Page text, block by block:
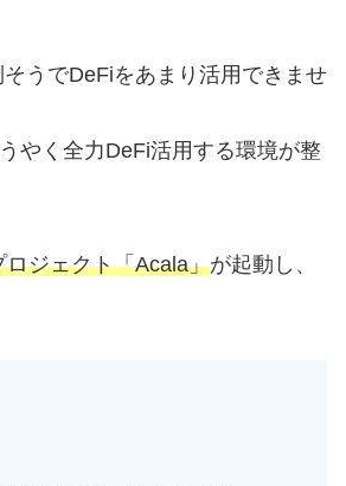
うでDeFiをあまり活用できませ
やく全力DeFi活用する環境が整
ロジェクト「Acala」が起動し、